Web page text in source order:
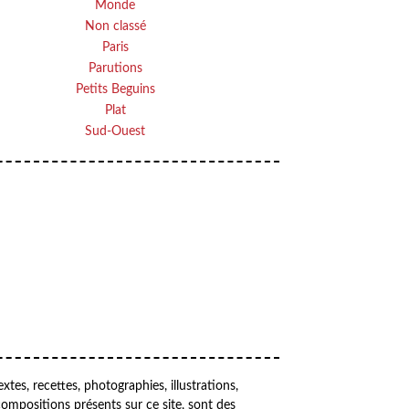
Monde
Non classé
Paris
Parutions
Petits Beguins
Plat
Sud-Ouest
recettes, photographies, illustrations,
présents sur ce site, sont des